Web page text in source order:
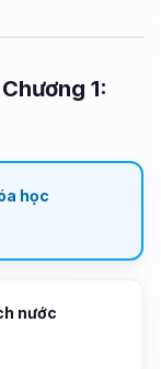
1:
học
nước